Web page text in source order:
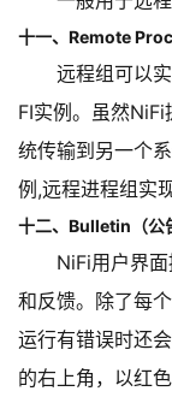
十一、Remote
远程组可以
FI实例。虽然
统传输到另一个
例,远程进程组实
十二、Bulletin（公
NiFi用户界
和反馈。除了每
运行有错误时还
的右上角，以红